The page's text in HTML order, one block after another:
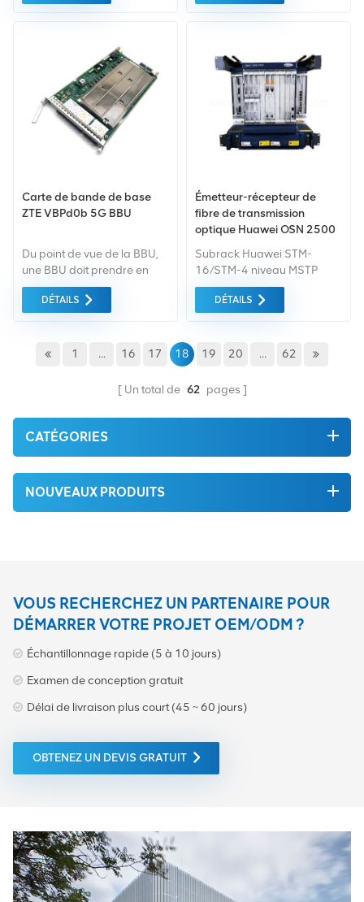
vous avez d'autres besoins,
modèle spécifique.
services d'emballage
seront fournis.
Carte de bande de base
ZTE VBPd0b 5G BBU
Du point de vue de la BBU,
une BBU doit prendre en
charge à la fois la 4G et la
5G, et a la capacité de
DÉTAILS
Émetteur-récepteur de
fibre de transmission
optique Huawei OSN 2500
Subrack Huawei STM-
16/STM-4 niveau MSTP
OSN2500 avec 12
emplacements de service,
DÉTAILS
1 ... 16 17 18 19 20 ... 62
Un total de 62 pages
CATÉGORIES
NOUVEAUX PRODUITS
VOUS RECHERCHEZ UN PARTENAIRE POUR
DÉMARRER VOTRE PROJET OEM/ODM ?
Échantillonnage rapide (5 à 10 jours)
Examen de conception gratuit
Délai de livraison plus court (45 ~ 60 jours)
OBTENEZ UN DEVIS GRATUIT